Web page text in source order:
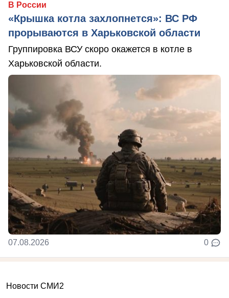
В России
«Крышка котла захлопнется»: ВС РФ
прорываются в Харьковской области
Группировка ВСУ скоро окажется в котле в
Харьковской области.
07.08.2026 0
Новости СМИ2